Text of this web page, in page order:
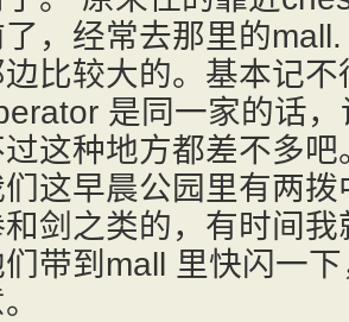
了，经常去那里的
边比较大的。基本记
是同一家的话
过这种地方都差不多吧
们这早晨公园里有两
和剑之类的，有时间
带到mall 里快闪一